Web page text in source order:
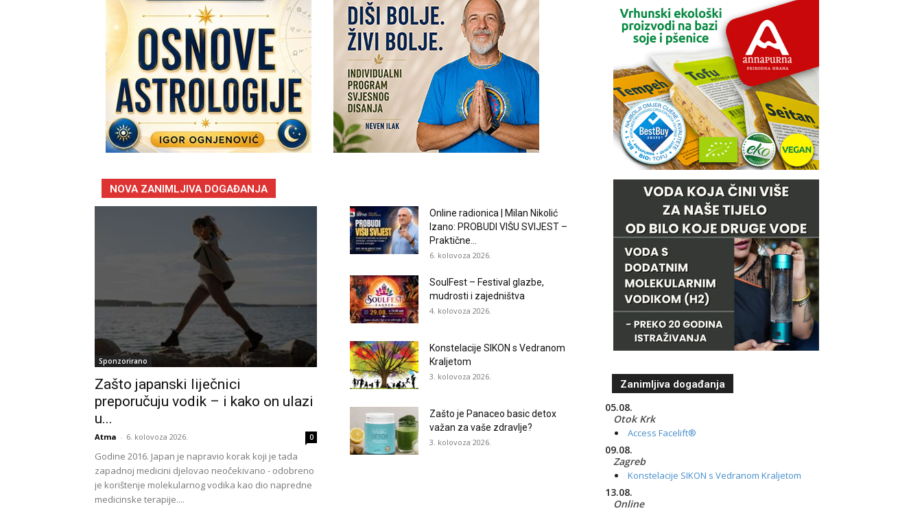
Tehnologija nas je PROGUTALA: Može li se čovjek još spasiti? | Domagoj Nikolić | ATMA Podcast
02:20:11
Prosperitet je naše PRAVO i budućnost | Vedran Mikuličić | ATMA Podcast
02:00:33
Ako ne odlučite VI – odlučit će netko drugi! | Gordana Kalya Kovač | ATMA Podcast
01:11:26
KOZMIČKI crescendo: Što se upravo događa sa Zemljom i čovječanstvom? | Biljana Quaan |
ATMA Podcast
01:18:33
Podcast
01:01:46
NOVA ZANIMLJIVA DOGAĐANJA
Sponzorirano
Zašto japanski liječnici
preporučuju vodik – i kako on ulazi
u...
Atma - 6. kolovoza 2026. 0
Godine 2016. Japan je napravio korak koji je tada
zapadnoj medicini djelovao neočekivano - odobreno
je korištenje molekularnog vodika kao dio napredne
medicinske terapije....
Online radionica | Milan Nikolić
Izano: PROBUDI VIŠU SVIJEST –
Praktične...
6. kolovoza 2026.
SoulFest – Festival glazbe,
mudrosti i zajedništva
4. kolovoza 2026.
Konstelacije SIKON s Vedranom
Kraljetom
3. kolovoza 2026.
Zašto je Panaceo basic detox
važan za vaše zdravlje?
3. kolovoza 2026.
Zanimljiva događanja
05.08.
Otok Krk
Access Facelift®
09.08.
Zagreb
Konstelacije SIKON s Vedranom Kraljetom
13.08.
Online